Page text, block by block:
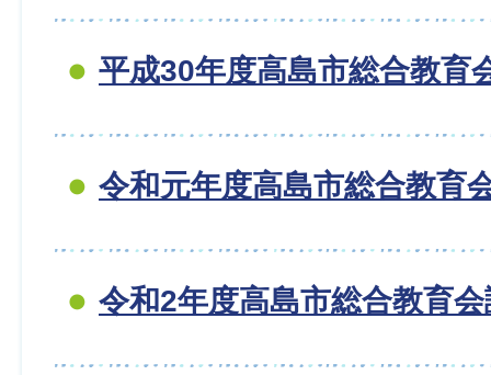
平成30年度高島市総合教育
令和元年度高島市総合教育
令和2年度高島市総合教育会